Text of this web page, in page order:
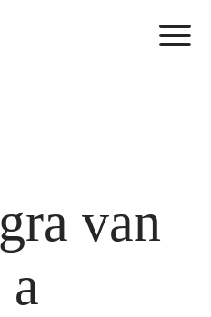
van
a